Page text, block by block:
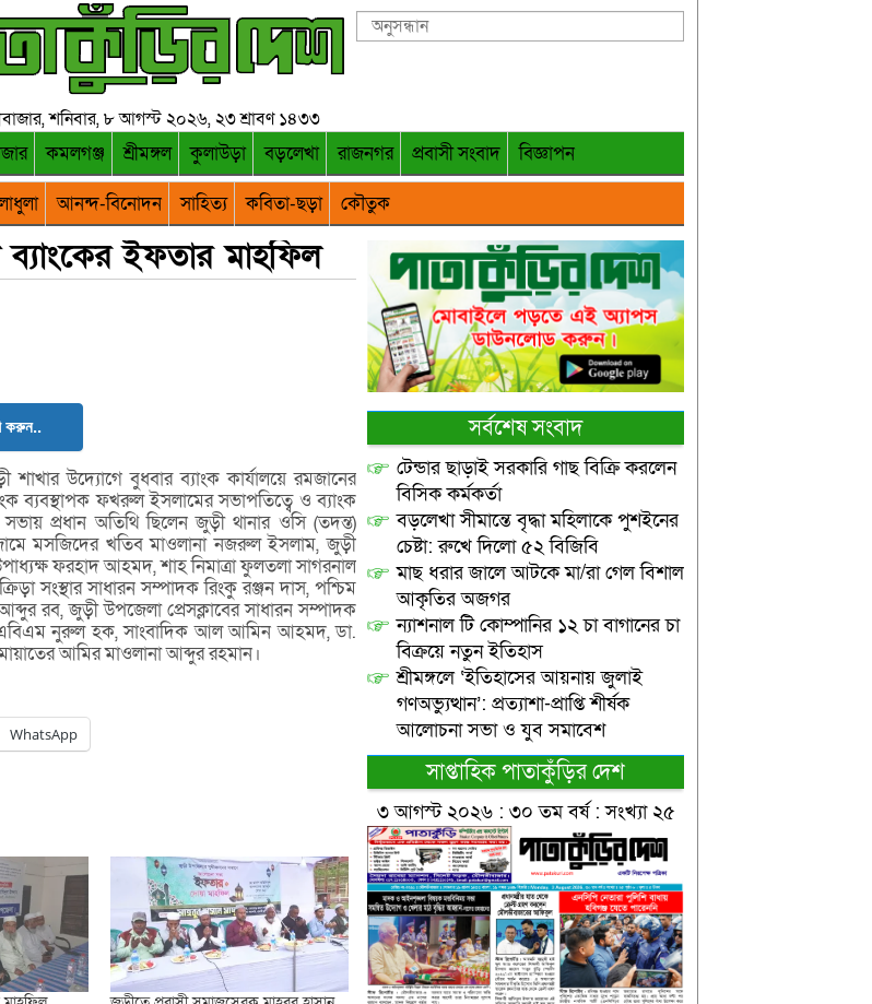
শনিবার, ৮ আগস্ট ২০২৬, ২৩ শ্রাবণ ১৪৩৩
কমলগঞ্জ শ্রীমঙ্গল কুলাউড়া বড়লেখা রাজনগর প্রবাসী সংবাদ
বিজ্ঞাপন
আনন্দ-বিনোদন সাহিত্য কবিতা-ছড়া কৌতুক
ইফতার মাহফিল
করুন..
শাখার উদ্যোগে বুধবার ব্যাংক কার্যালয়ে রমজানের
ব্যবস্থাপক ফখরুল ইসলামের সভাপতিত্বে ও ব্যাংক
প্রধান অতিথি ছিলেন জুড়ী থানার ওসি (তদন্ত)
মসজিদের খতিব মাওলানা নজরুল ইসলাম, জুড়ী
ফরহাদ আহমদ, শাহ নিমাত্রা ফুলতলা সাগরনাল
সংস্থার সাধারন সম্পাদক রিংকু রঞ্জন দাস, পশ্চিম
আব্দুর রব, জুড়ী উপজেলা প্রেসক্লাবের সাধারন সম্পাদক
নুরুল হক, সাংবাদিক আল আমিন আহমদ, ডা.
আমির মাওলানা আব্দুর রহমান।
WhatsApp
সর্বশেষ সংবাদ
টেন্ডার ছাড়াই সরকারি গাছ বিক্রি করলেন
বিসিক কর্মকর্তা
বড়লেখা সীমান্তে বৃদ্ধা মহিলাকে পুশইনের
চেষ্টা: রুখে দিলো ৫২ বিজিবি
মাছ ধরার জালে আটকে মা/রা গেল বিশাল
আকৃতির অজগর
ন্যাশনাল টি কোম্পানির ১২ চা বাগানের চা
বিক্রয়ে নতুন ইতিহাস
শ্রীমঙ্গলে ‘ইতিহাসের আয়নায় জুলাই
গণঅভ্যুত্থান’: প্রত্যাশা-প্রাপ্তি শীর্ষক
আলোচনা সভা ও যুব সমাবেশ
সাপ্তাহিক পাতাকুঁড়ির দেশ
৩ আগস্ট ২০২৬ : ৩০ তম বর্ষ : সংখ্যা ২৫